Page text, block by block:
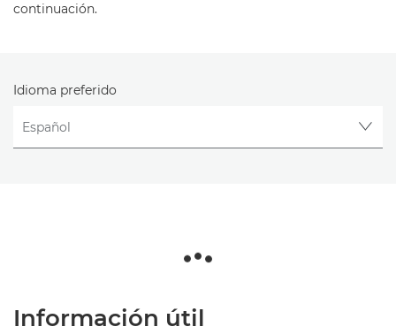
continuación.
Idioma preferido
Información útil